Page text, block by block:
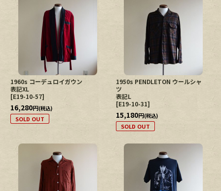
1960s コーデュロイガウン
表記XL
[E19-10-57]
16,280円(税込)
SOLD OUT
1950s PENDLETON ウールシャ
ツ
表記L
[E19-10-31]
15,180円(税込)
SOLD OUT